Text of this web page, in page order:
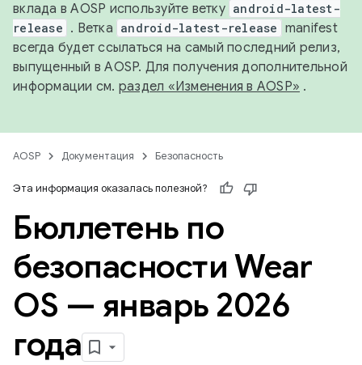
вклада в AOSP используйте ветку android-latest-
release . Ветка android-latest-release manifest
всегда будет ссылаться на самый последний релиз,
выпущенный в AOSP. Для получения дополнительной
информации см. раздел «Изменения в AOSP» .
AOSP Документация Безопасность
Эта информация оказалась полезной?
Бюллетень по
безопасности Wear
OS — январь 2026
года